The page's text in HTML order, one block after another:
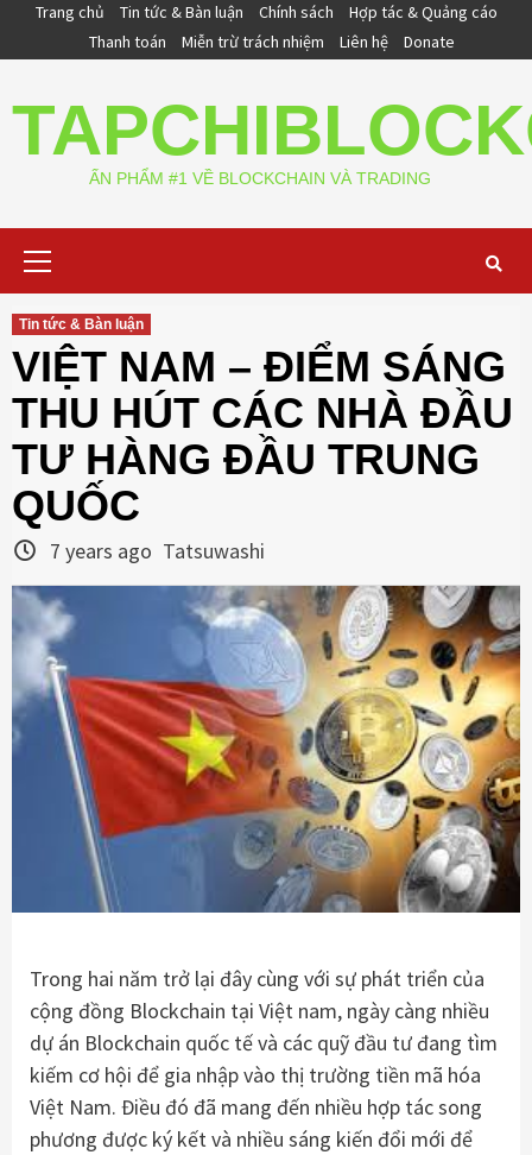
Trang chủ Tin tức & Bàn luận Chính sách
Hợp tác & Quảng cáo
Thanh toán
Miễn trừ trách nhiệm Liên hệ Donate
ẤN PHẨM #1 VỀ BLOCKCHAIN VÀ TRADING
Tin tức & Bàn luận
VIỆT NAM – ĐIỂM SÁNG
THU HÚT CÁC NHÀ ĐẦU
TƯ HÀNG ĐẦU TRUNG
QUỐC
7 years ago Tatsuwashi
Trong hai năm trở lại đây cùng với sự phát triển của
cộng đồng Blockchain tại Việt nam, ngày càng nhiều
dự án Blockchain quốc tế và các quỹ đầu tư đang tìm
kiếm cơ hội để gia nhập vào thị trường tiền mã hóa
Việt Nam. Điều đó đã mang đến nhiều hợp tác song
phương được ký kết và nhiều sáng kiến đổi mới để